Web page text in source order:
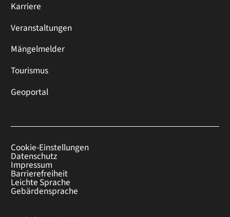
Karriere
Veranstaltungen
Mängelmelder
Tourismus
Geoportal
Cookie-Einstellungen
Datenschutz
Impressum
Barrierefreiheit
Leichte Sprache
Gebärdensprache